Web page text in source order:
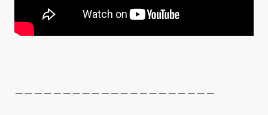
－－－－－－－－－－－－－－－－－－－－－